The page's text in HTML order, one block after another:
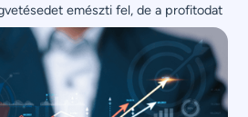
emészti fel, de a profitodat